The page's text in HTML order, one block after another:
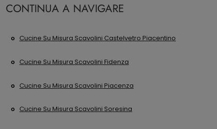
CONTINUA A NAVIGARE
Cucine Su Misura Scavolini Castelvetro Piacentino
Cucine Su Misura Scavolini Fidenza
Cucine Su Misura Scavolini Piacenza
Cucine Su Misura Scavolini Soresina